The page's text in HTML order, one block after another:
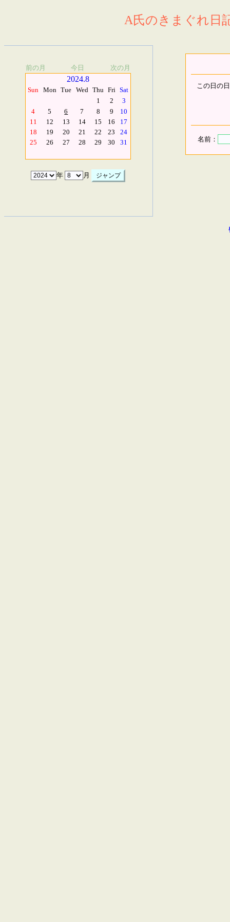
A氏のきまぐれ日
前の月 今日 次の月
2024.8
Sun Mon Tue Wed Thu Fri Sat
1
2
3
4
5 6 7 8 9
10
11
12 13 14 15 16
17
18
19 20 21 22 23
24
25
26 27 28 29 30 31
年 月
この日の
名前：